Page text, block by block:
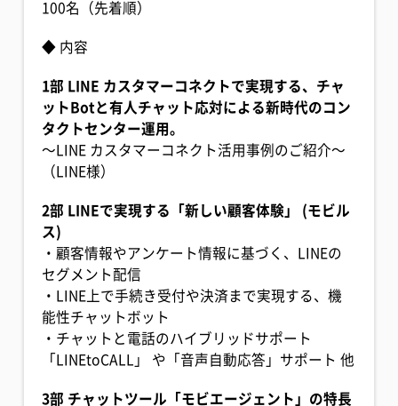
100名（先着順）
◆ 内容
1部 LINE カスタマーコネクトで実現する、チャ
ットBotと有人チャット応対による新時代のコン
タクトセンター運用。
〜LINE カスタマーコネクト活用事例のご紹介〜
（LINE様）
2部 LINEで実現する「新しい顧客体験」 (モビル
ス)
・顧客情報やアンケート情報に基づく、LINEの
セグメント配信
・LINE上で手続き受付や決済まで実現する、機
能性チャットボット
・チャットと電話のハイブリッドサポート
「LINEtoCALL」 や「音声自動応答」サポート 他
3部 チャットツール「モビエージェント」の特長